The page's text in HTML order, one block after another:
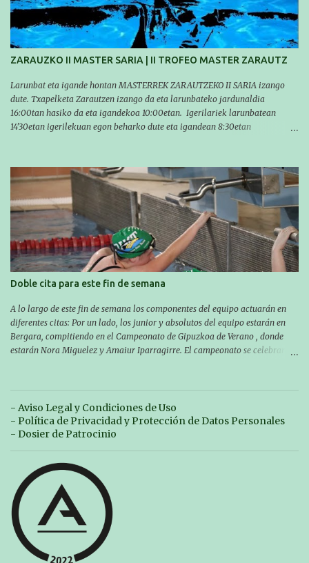
ZARAUZKO II MASTER SARIA | II TROFEO MASTER ZARAUTZ
Larunbat eta igande hontan MASTERREK ZARAUTZEKO II SARIA izango
dute. Txapelketa Zarautzen izango da eta larunbateko jardunaldia
16:00tan hasiko da eta igandekoa 10:00etan. Igerilariek larunbatean
14'30etan igerilekuan egon beharko dute eta igandean 8:30etan
domingo los MASTERS tendrán el II TROFEO MASTER DE ZARAUTZ. La
competición se celebrará en Zarautz a las 16:00 la jornada del sabado y a
las 10:00 la del domingo. Los/las nadadores/as tendrán que estar en la
piscina a las 14:30 el sabado y a las 8:30 el domingo (polideportivo
Aritzbatalde). SERIES
Doble cita para este fin de semana
A lo largo de este fin de semana los componentes del equipo actuarán en
diferentes citas: Por un lado, los junior y absolutos del equipo estarán en
Bergara, compitiendo en el Campeonato de Gipuzkoa de Verano , donde
estarán Nora Miguelez y Amaiur Iparragirre. El campeonato se celebrará
sábado por la tarde a las 16:30. Por otro lado, otro grupo pequeño actuará
en el polideportivo Antzizar de Beasain en el XXIIIº memorial Leire
Contreras , en una mañana popular festiva organizada por el club Igartza.
Las pruebas empezarán a las 10:30, a las 11:30 habrá pruebas populares
participantes. Toda la información sobre convocatorias y competiciones la
encontraréis en nuestra web, en el siguiente enlace:
https://www.es.buruntzaldeaikt.eus/competici%C3%B3n/egutegia#h.9xisch
p06awl ¡Mucha suert...
- Aviso Legal y Condiciones de Uso
- Política de Privacidad y Protección de Datos Personales
- Dosier de Patrocinio